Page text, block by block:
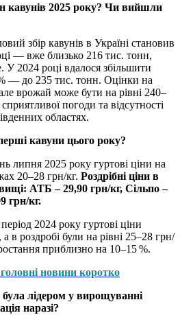
кавунів 2025 року? Чи вийшли
збір кавунів в Україні становив
— вже близько 216 тис. тонн,
У 2024 році вдалося збільшити
— до 235 тис. тонн. Оцінки на
врожай може бути на рівні 240–
погоди та відсутності
областях.
кавуни цього року?
липня 2025 року гуртові ціни на
20–28 грн/кг. Роздрібні ціни в
АТБ – 29,90 грн/кг, Сільпо –
грн/кг.
2024 року гуртові ціни
в роздробі були на рівні 25–28 грн/
приблизно на 10–15 %.
новини коротко
лідером у вирощуванні
наразі?